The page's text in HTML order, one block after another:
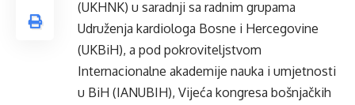
(UKHNK) u saradnji sa radnim grupama
Udruženja kardiologa Bosne i Hercegovine
(UKBiH), a pod pokroviteljstvom
Internacionalne akademije nauka i umjetnosti
u BiH (IANUBIH), Vijeća kongresa bošnjačkih